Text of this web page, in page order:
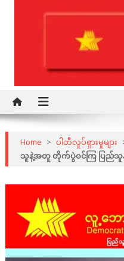
DPNS
Home > ပါတီလှုပ်ရှားမှုများ
သူနဲ့အတူ တိုက်ပွဲဝင်ကြ ပြည်သူ